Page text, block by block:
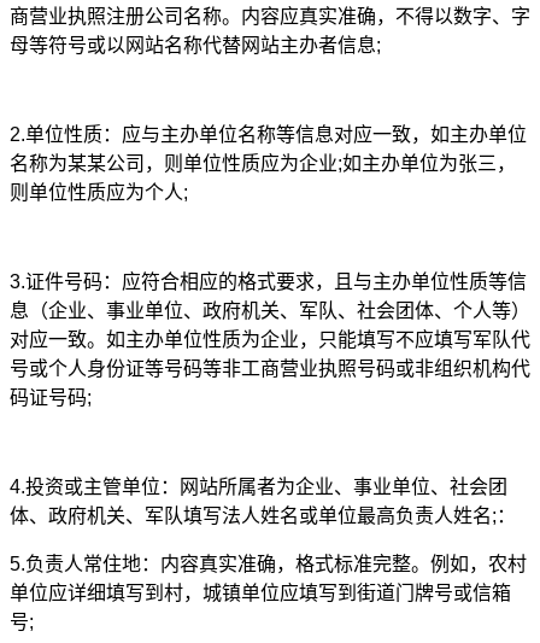
公司简介
加入我们
企业文化
商营业执照注册公司名称。内容应真实准确，不得以数字、字
母等符号或以网站名称代替网站主办者信息;
2.单位性质：应与主办单位名称等信息对应一致，如主办单位
名称为某某公司，则单位性质应为企业;如主办单位为张三，
则单位性质应为个人;
3.证件号码：应符合相应的格式要求，且与主办单位性质等信
息（企业、事业单位、政府机关、军队、社会团体、个人等）
对应一致。如主办单位性质为企业，只能填写不应填写军队代
号或个人身份证等号码等非工商营业执照号码或非组织机构代
码证号码;
4.投资或主管单位：网站所属者为企业、事业单位、社会团
体、政府机关、军队填写法人姓名或单位最高负责人姓名;：
5.负责人常住地：内容真实准确，格式标准完整。例如，农村
单位应详细填写到村，城镇单位应填写到街道门牌号或信箱
号;